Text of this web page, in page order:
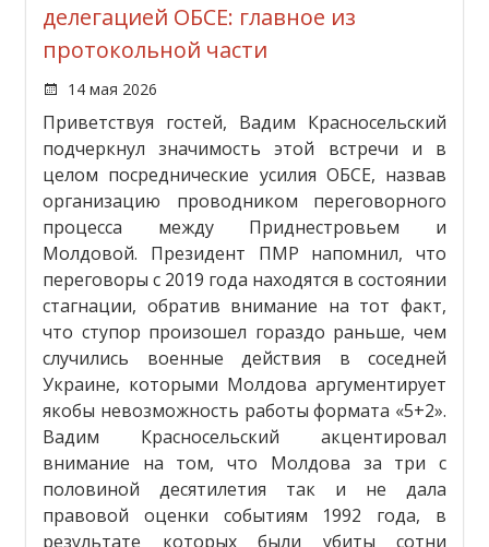
делегацией ОБСЕ: главное из
протокольной части
14 мая 2026
Приветствуя гостей, Вадим Красносельский
подчеркнул значимость этой встречи и в
целом посреднические усилия ОБСЕ, назвав
организацию проводником переговорного
процесса между Приднестровьем и
Молдовой. Президент ПМР напомнил, что
переговоры с 2019 года находятся в состоянии
стагнации, обратив внимание на тот факт,
что ступор произошел гораздо раньше, чем
случились военные действия в соседней
Украине, которыми Молдова аргументирует
якобы невозможность работы формата «5+2».
Вадим Красносельский акцентировал
внимание на том, что Молдова за три с
половиной десятилетия так и не дала
правовой оценки событиям 1992 года, в
результате которых были убиты сотни